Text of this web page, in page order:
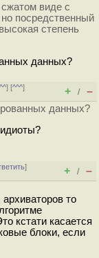
виде с
посредственный
степень
данных?
^^] [^^^]
+ / –
данных?
]
+ / –
то
кстати касается
блоки, если